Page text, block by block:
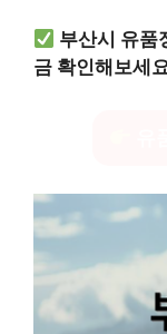
부산시 유품
금 확인해보세